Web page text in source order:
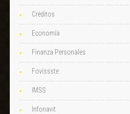
Créditos
Economía
Finanza Personales
Fovissste
IMSS
Infonavit